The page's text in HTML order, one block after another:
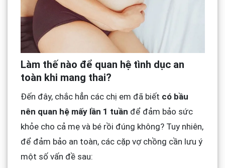
Làm thế nào để quan hệ tình dục an
toàn khi mang thai?
Đến đây, chắc hẳn các chị em đã biết có bầu
nên quan hệ mấy lần 1 tuần để đảm bảo sức
khỏe cho cả mẹ và bé rồi đúng không? Tuy nhiên,
để đảm bảo an toàn, các cặp vợ chồng cần lưu ý
một số vấn đề sau: